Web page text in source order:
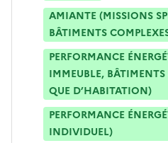
AMIANTE (MISSIONS
BÂTIMENTS
PERFORMANCE
IMMEUBLE, BÂTIMENTS
QUE D’HABITATION)
PERFORMANCE
INDIVIDUEL)